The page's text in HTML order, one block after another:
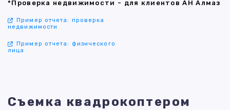
*Проверка недвижимости - для клиентов АН Алмаз
Пример отчета: проверка
недвижимости
Пример отчета: физического
лица
Съемка квадрокоптером